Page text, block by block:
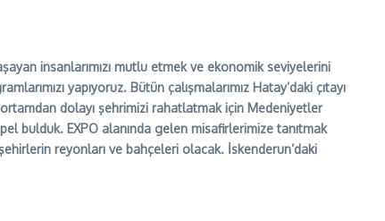
insanlarımızı mutlu etmek ve ekonomik seviyelerini
yapıyoruz. Bütün çalışmalarımız Hatay’daki çıtayı
dolayı şehrimizi rahatlatmak için Medeniyetler
bulduk. EXPO alanında gelen misafirlerimize tanıtmak
reyonları ve bahçeleri olacak. İskenderun’daki